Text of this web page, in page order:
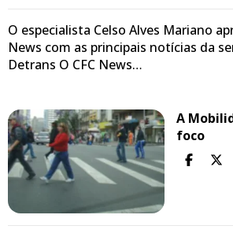
O especialista Celso Alves Mariano
News com as principais notícias da
Detrans O CFC News…
A
foco